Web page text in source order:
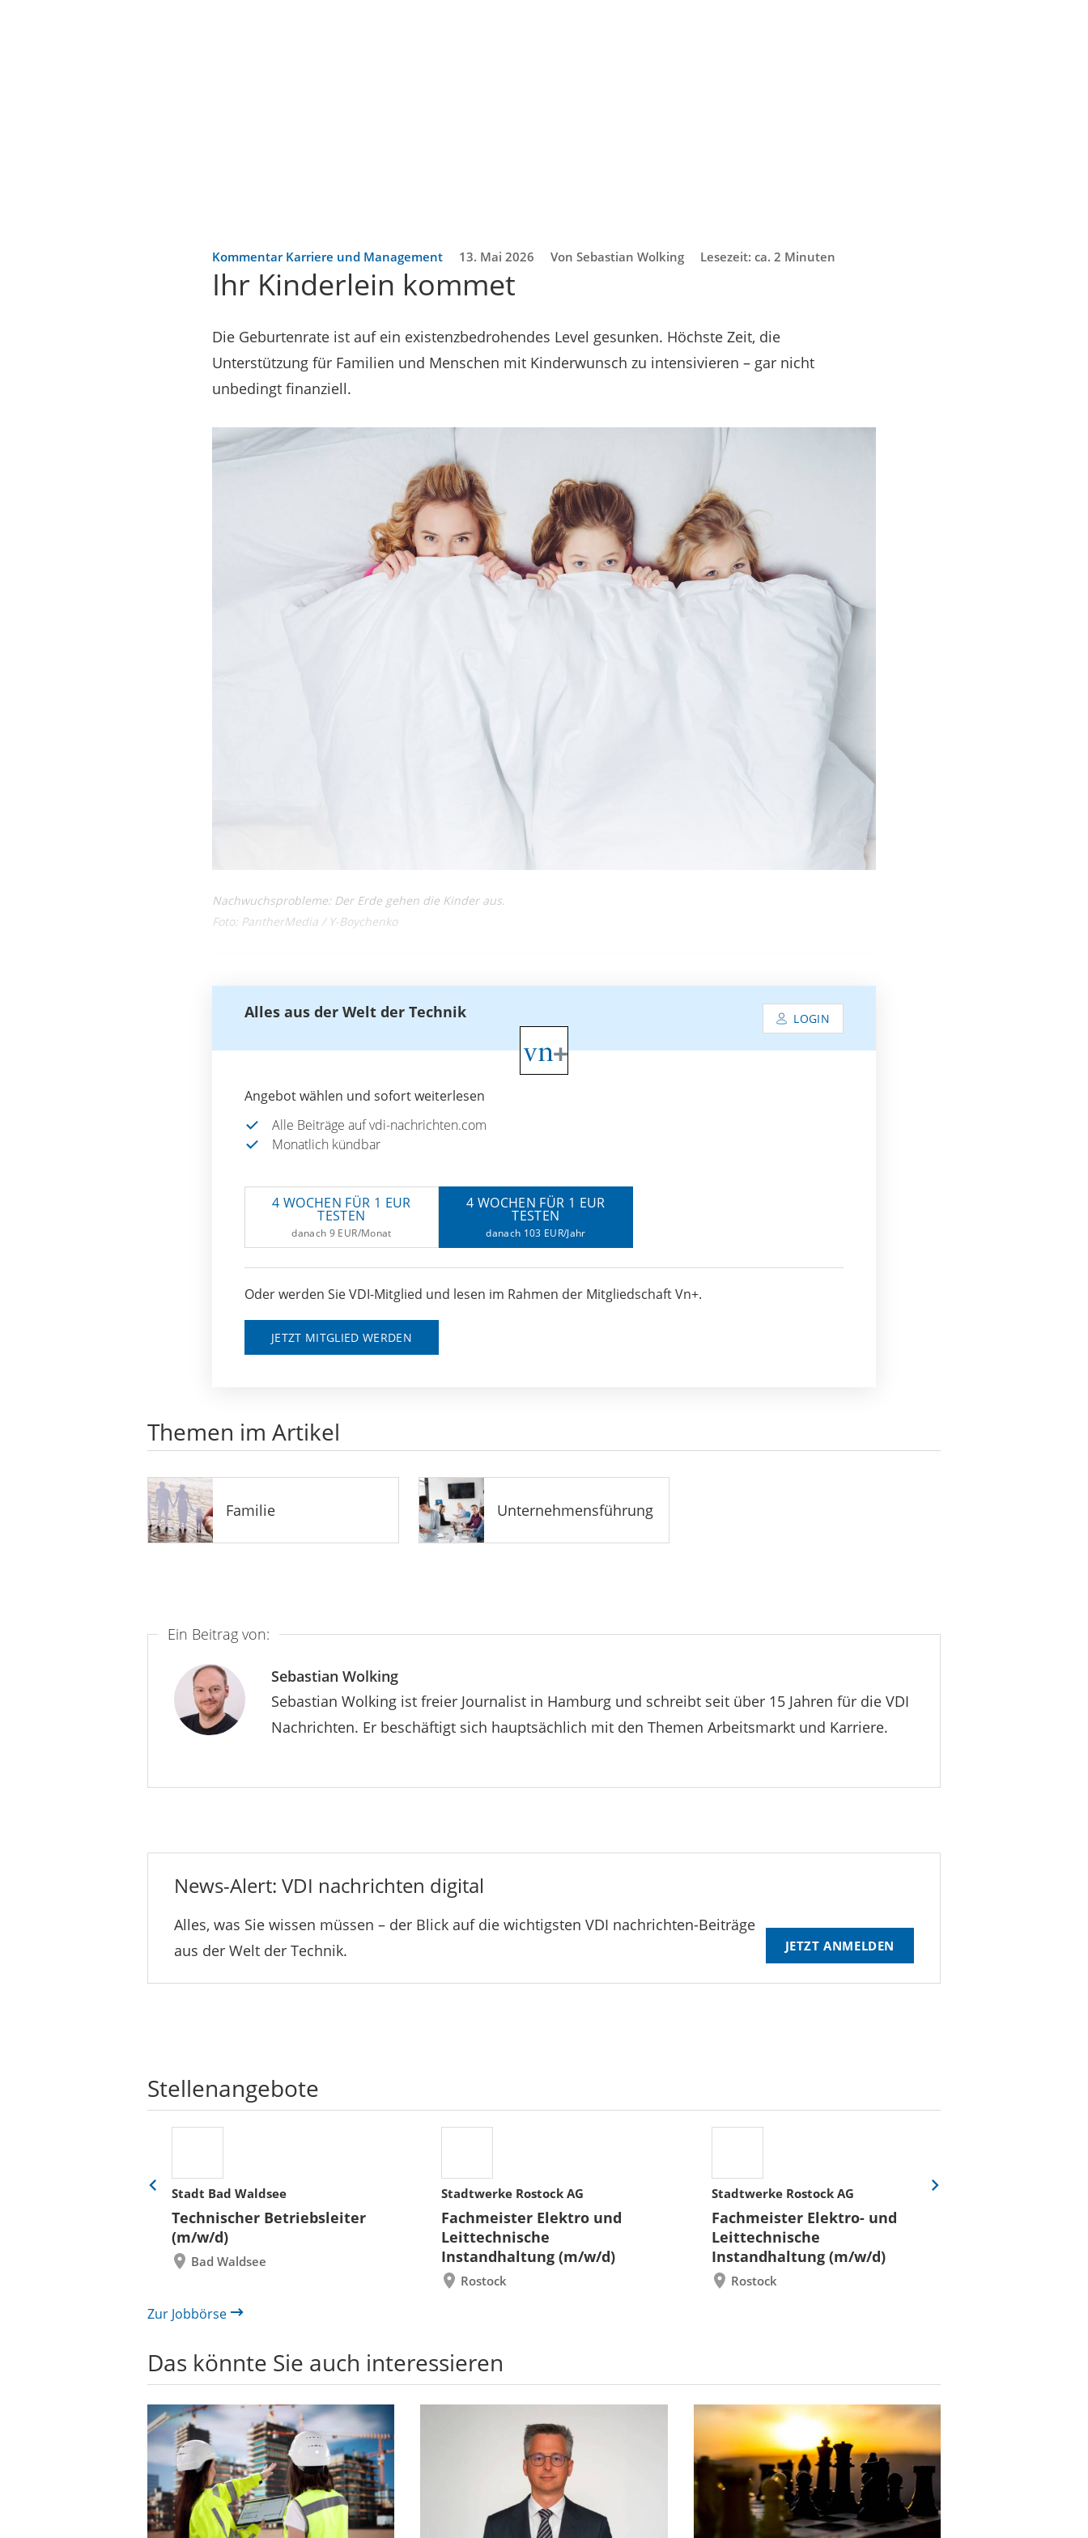
Kommentar Karriere und Management 13. Mai 2026 Von Sebastian Wolking Lesezeit: ca. 2 Minuten
Ihr Kinderlein kommet
Die Geburtenrate ist auf ein existenzbedrohendes Level gesunken. Höchste Zeit, die
Unterstützung für Familien und Menschen mit Kinderwunsch zu intensivieren – gar nicht
unbedingt finanziell.
Nachwuchsprobleme: Der Erde gehen die Kinder aus.
Foto: PantherMedia / Y-Boychenko
Alles aus der Welt der Technik LOGIN
Angebot wählen und sofort weiterlesen
Alle Beiträge auf vdi-nachrichten.com
Monatlich kündbar
4 WOCHEN FÜR 1 EUR
TESTEN
danach 9 EUR/Monat
4 WOCHEN FÜR 1 EUR
TESTEN
danach 103 EUR/Jahr
Oder werden Sie VDI-Mitglied und lesen im Rahmen der Mitgliedschaft Vn+.
JETZT MITGLIED WERDEN
Themen im Artikel
Familie Unternehmensführung
Ein Beitrag von:
Sebastian Wolking
Sebastian Wolking ist freier Journalist in Hamburg und schreibt seit über 15 Jahren für die VDI
Nachrichten. Er beschäftigt sich hauptsächlich mit den Themen Arbeitsmarkt und Karriere.
News-Alert: VDI nachrichten digital
Alles, was Sie wissen müssen – der Blick auf die wichtigsten VDI nachrichten-Beiträge
aus der Welt der Technik.
JETZT ANMELDEN
Stellenangebote
Stadt Bad Waldsee
Technischer Betriebsleiter
(m/w/d)
Bad Waldsee
Stadtwerke Rostock AG
Fachmeister Elektro und
Leittechnische
Instandhaltung (m/w/d)
Rostock
Stadtwerke Rostock AG
Fachmeister Elektro- und
Leittechnische
Instandhaltung (m/w/d)
Rostock
Eine
zurück
Eine
Zur Jobbörse
Das könnte Sie auch interessieren